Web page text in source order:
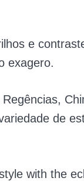
e
exagero.
de
with the